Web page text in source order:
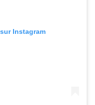
Instagram